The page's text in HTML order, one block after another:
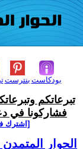
بنترست بودكاست
تبرعاتكم
فشاركونا في
[اشترك
الحوار